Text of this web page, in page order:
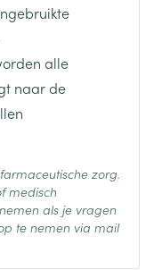
- 25°C)
alle
naar de
zorg.
medisch
als je vragen
te nemen via mail